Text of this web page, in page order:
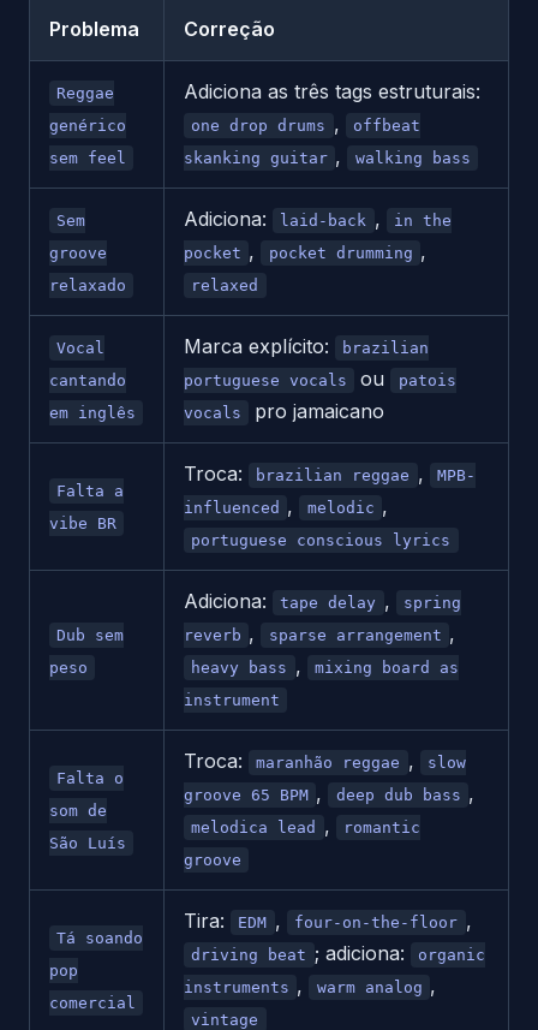
Problema Correção
Reggae
genérico
sem feel
Adiciona as três tags estruturais:
one drop drums ,
offbeat
skanking guitar , walking bass
Sem
groove
relaxado
Adiciona: laid-back ,
in the
pocket , pocket drumming ,
relaxed
Vocal
cantando
em inglês
Marca explícito:
brazilian
portuguese vocals
ou
patois
vocals
pro jamaicano
Falta a
vibe BR
Troca: brazilian reggae ,
MPB-
influenced , melodic ,
portuguese conscious lyrics
Dub sem
peso
Adiciona: tape delay ,
spring
reverb , sparse arrangement ,
heavy bass ,
mixing board as
instrument
Falta o
som de
São Luís
Troca: maranhão reggae ,
slow
groove 65 BPM , deep dub bass ,
melodica lead ,
romantic
groove
Tá soando
pop
comercial
Tira: EDM , four-on-the-floor ,
driving beat ; adiciona:
organic
instruments , warm analog ,
vintage